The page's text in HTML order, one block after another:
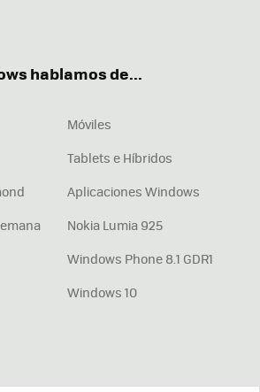
hablamos de...
Móviles
Tablets e Híbridos
Aplicaciones Windows
Nokia Lumia 925
Windows Phone 8.1 GDR1
Windows 10